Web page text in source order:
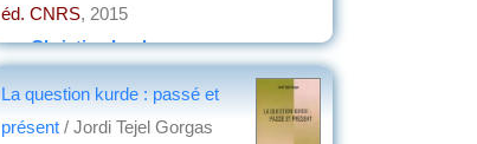
éd. CNRS, 2015
parChristian Lochon
La question kurde : passé et
présent / Jordi Tejel Gorgas